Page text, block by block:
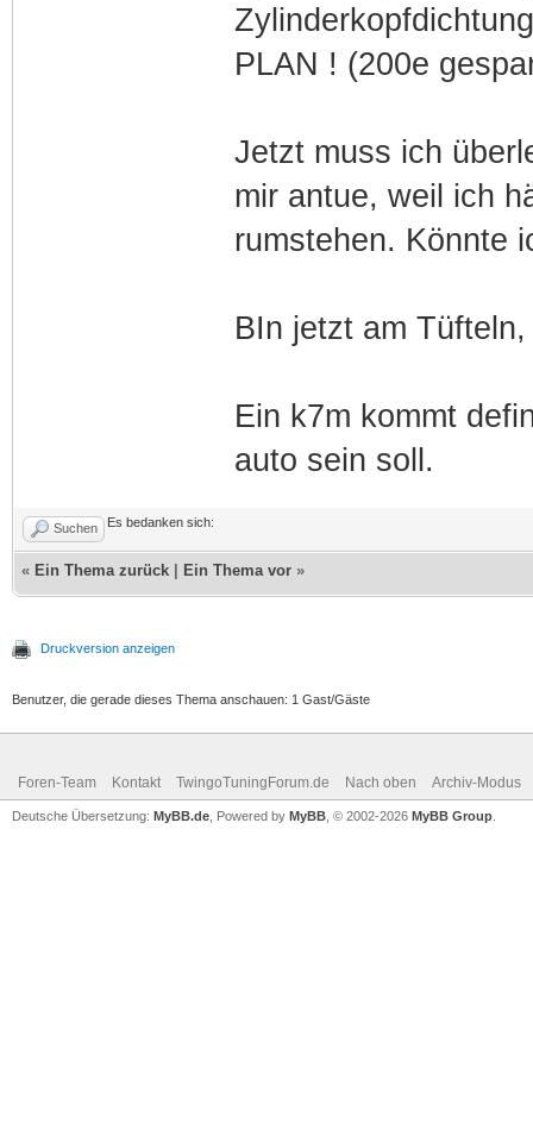
PLAN ! (200e
Jetzt muss ich
mir antue, weil ich
rumstehen. Könnte
BIn jetzt am
Ein k7m kommt
auto sein soll.
Suchen Es bedanken sich:
« Ein Thema zurück Ein Thema vor »
Druckversion anzeigen
Benutzer, die gerade dieses Thema anschauen: 1 Gast/Gäste
Foren-Team Kontakt TwingoTuningForum.de Nach oben Archiv-Modus
Deutsche Übersetzung: MyBB.de , Powered by MyBB , © 2002-2026 MyBB Group